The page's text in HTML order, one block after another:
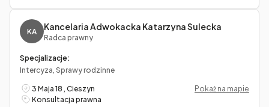
KA Kancelaria Adwokacka Katarzyna Sulecka
Radca prawny
Specjalizacje:
Intercyza, Sprawy rodzinne
3 Maja 18 , Cieszyn
Pokaż na mapie
Konsultacja prawna